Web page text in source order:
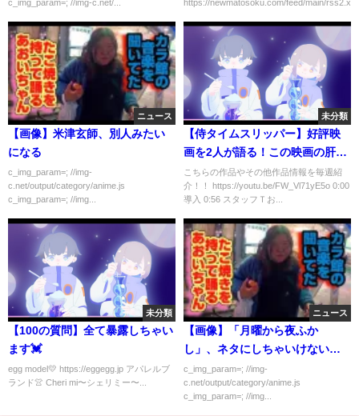
c_img_param=; //img-c.net/...
https://newmatosoku.com/feed/main/
ニュース
【画像】米津玄師、別人みたい
になる
c_img_param=; //img-
c.net/output/category/anime.js
c_img_param=; //img...
未分類
【侍タイムスリッパー】好評映
画を2人が語る！この映画の肝は
○○！
こちらの作品やその他作品情報を毎週紹
介！！ https://youtu.be/FW_Vl71yE5o 0:00
導入 0:56 スタッフＴお...
未分類
【100の質問】全て暴露しちゃい
ます💓
egg model💛 https://eggegg.jp アパレルブ
ランド👚 Cheri mi〜シェリミー〜...
ニュース
【画像】「月曜から夜ふか
し」、ネタにしちゃいけない人
を晒し上げｗｗｗｗｗ
c_img_param=; //img-
c.net/output/category/anime.js
c_img_param=; //img...